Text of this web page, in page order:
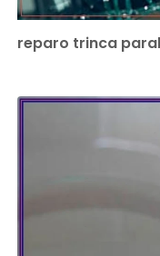
reparo trinca